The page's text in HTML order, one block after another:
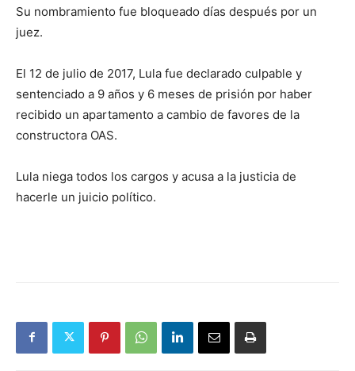
Su nombramiento fue bloqueado días después por un
juez.
El 12 de julio de 2017, Lula fue declarado culpable y
sentenciado a 9 años y 6 meses de prisión por haber
recibido un apartamento a cambio de favores de la
constructora OAS.
Lula niega todos los cargos y acusa a la justicia de
hacerle un juicio político.